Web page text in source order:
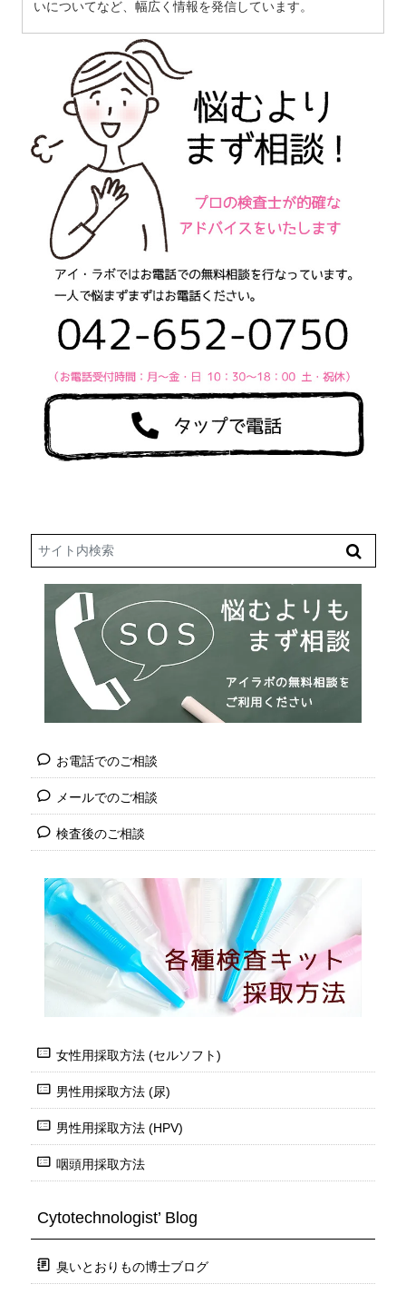
いについてなど、幅広く情報を発信しています。
Search
お電話でのご相談
メールでのご相談
検査後のご相談
女性用採取方法 (セルソフト)
男性用採取方法 (尿)
男性用採取方法 (HPV)
咽頭用採取方法
Cytotechnologist’ Blog
臭いとおりもの博士ブログ